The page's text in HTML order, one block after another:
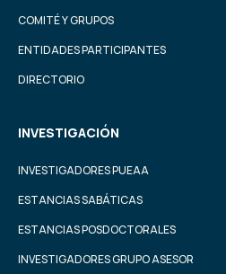
COMITÉ Y GRUPOS
ENTIDADES PARTICIPANTES
DIRECTORIO
INVESTIGACIÓN
INVESTIGADORES PUEAA
ESTANCIAS SABÁTICAS
ESTANCIAS POSDOCTORALES
INVESTIGADORES GRUPO ASESOR